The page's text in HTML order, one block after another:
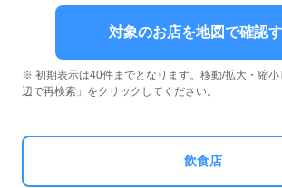
対象のお店を地図で確認
※ 初期表示は40件までとなります。移動/拡大・縮小
辺で再検索」をクリックしてください。
飲食店